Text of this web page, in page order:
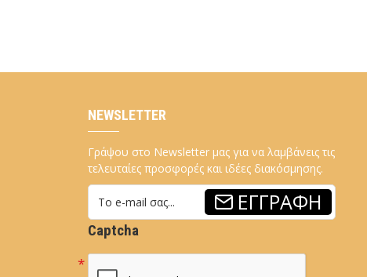
NEWSLETTER
Γράψου στο Newsletter μας για να λαμβάνεις τις
τελευταίες προσφορές και ιδέες διακόσμησης.
ΕΓΓΡΑΦΉ
Captcha